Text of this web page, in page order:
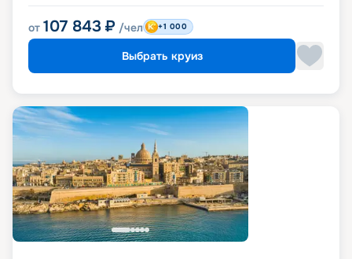
от 107 843 ₽ /чел +1 000
Выбрать круиз